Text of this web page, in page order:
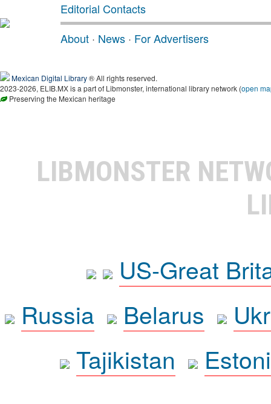
Editorial Contacts
About · News · For Advertisers
Mexican Digital Library® All rights reserved.
2023-2026, ELIB.MX is a part of Libmonster, international library network (open
Preserving the Mexican heritage
LIBMONSTER
US-Great
Russia
Belarus
Tajikistan